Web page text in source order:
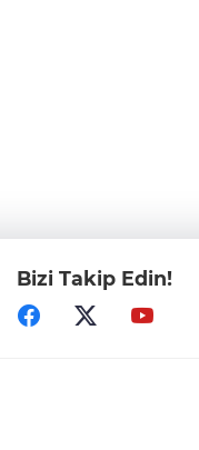
Bizi Takip Edin!